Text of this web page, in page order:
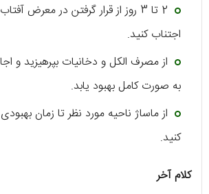
2 تا 3 روز از قرار گرفتن در معرض
اجتناب کنید.
از مصرف الکل و دخانیات بپرهیزید و
به صورت کامل بهبود یابد.
از ماساژ ناحیه مورد نظر تا زمان
کنید.
کلام آخر